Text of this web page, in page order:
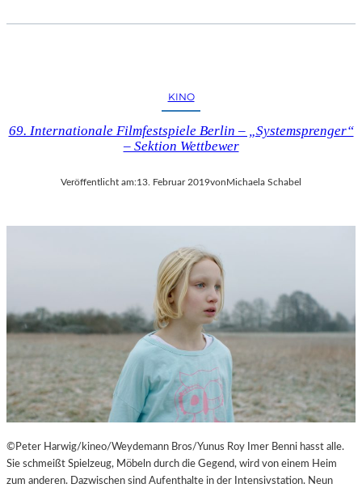
KINO
69. Internationale Filmfestspiele Berlin – „Systemsprenger“
– Sektion Wettbewer
Veröffentlicht am:13. Februar 2019vonMichaela Schabel
©Peter Harwig/kineo/Weydemann Bros/Yunus Roy Imer Benni hasst alle.
Sie schmeißt Spielzeug, Möbeln durch die Gegend, wird von einem Heim
zum anderen. Dazwischen sind Aufenthalte in der Intensivstation. Neun